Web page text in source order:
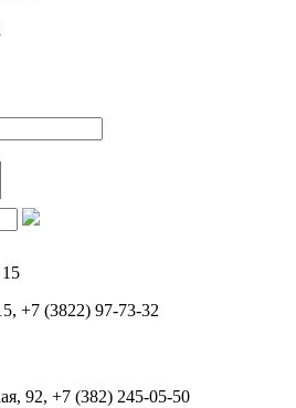
+7 (3822) 97-73-32
92, +7 (382) 245-05-50